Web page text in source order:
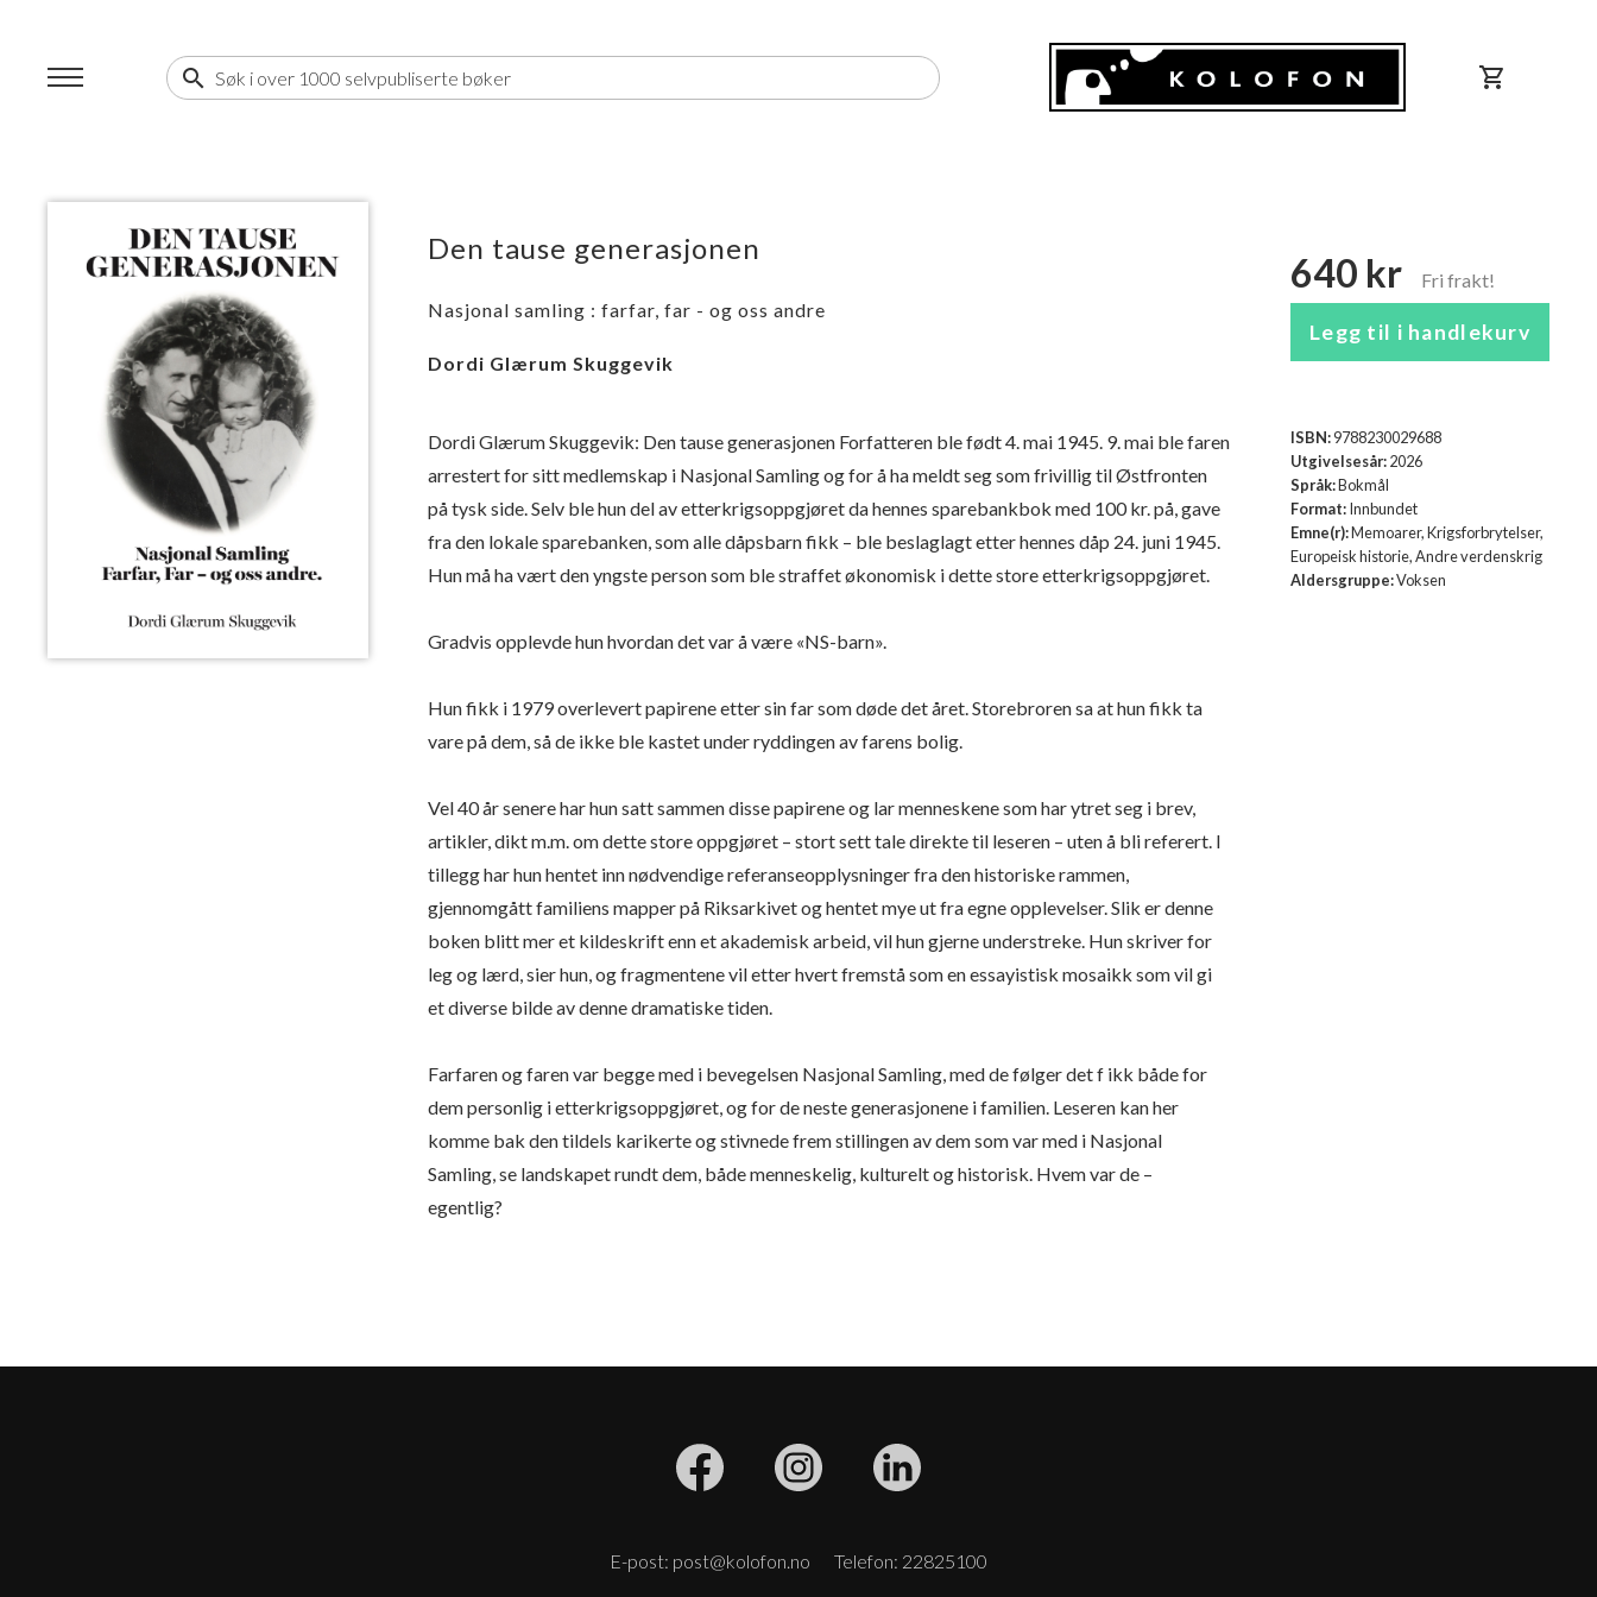
search shopping_cart
Den tause generasjonen
Nasjonal samling : farfar, far - og oss andre
Dordi Glærum Skuggevik
640 kr
Legg til i handlekurv
Dordi Glærum Skuggevik: Den tause generasjonen Forfatteren ble født 4. mai 1945. 9. mai ble faren
arrestert for sitt medlemskap i Nasjonal Samling og for å ha meldt seg som frivillig til Østfronten
på tysk side. Selv ble hun del av etterkrigsoppgjøret da hennes sparebankbok med 100 kr. på, gave
fra den lokale sparebanken, som alle dåpsbarn fikk – ble beslaglagt etter hennes dåp 24. juni 1945.
Hun må ha vært den yngste person som ble straffet økonomisk i dette store etterkrigsoppgjøret.
Gradvis opplevde hun hvordan det var å være «NS-barn».
Hun fikk i 1979 overlevert papirene etter sin far som døde det året. Storebroren sa at hun fikk ta
vare på dem, så de ikke ble kastet under ryddingen av farens bolig.
Vel 40 år senere har hun satt sammen disse papirene og lar menneskene som har ytret seg i brev,
artikler, dikt m.m. om dette store oppgjøret – stort sett tale direkte til leseren – uten å bli referert. I
tillegg har hun hentet inn nødvendige referanseopplysninger fra den historiske rammen,
gjennomgått familiens mapper på Riksarkivet og hentet mye ut fra egne opplevelser. Slik er denne
boken blitt mer et kildeskrift enn et akademisk arbeid, vil hun gjerne understreke. Hun skriver for
leg og lærd, sier hun, og fragmentene vil etter hvert fremstå som en essayistisk mosaikk som vil gi
et diverse bilde av denne dramatiske tiden.
Farfaren og faren var begge med i bevegelsen Nasjonal Samling, med de følger det f ikk både for
dem personlig i etterkrigsoppgjøret, og for de neste generasjonene i familien. Leseren kan her
komme bak den tildels karikerte og stivnede frem stillingen av dem som var med i Nasjonal
Samling, se landskapet rundt dem, både menneskelig, kulturelt og historisk. Hvem var de –
egentlig?
ISBN:9788230029688
Utgivelsesår:2026
Språk:Bokmål
Format:Innbundet
Emne(r):Memoarer, Krigsforbrytelser,
Europeisk historie, Andre verdenskrig
Aldersgruppe:Voksen
E-post: post@kolofon.no Telefon: 22825100